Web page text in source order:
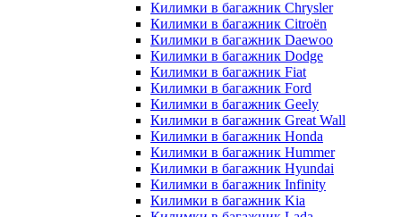
Килимки в багажник Chrysler
Килимки в багажник Citroёn
Килимки в багажник Daewoo
Килимки в багажник Dodge
Килимки в багажник Fiat
Килимки в багажник Ford
Килимки в багажник Geely
Килимки в багажник Great Wall
Килимки в багажник Honda
Килимки в багажник Hummer
Килимки в багажник Hyundai
Килимки в багажник Infinity
Килимки в багажник Kia